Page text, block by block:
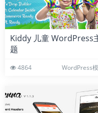
Kiddy 儿童 WordPress
题
4864 WordPress